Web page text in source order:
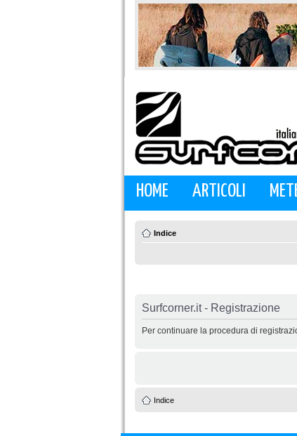
HOME ARTICOLI
Indice
Surfcorner.it - Registrazione
Per continuare la procedura di
Indice